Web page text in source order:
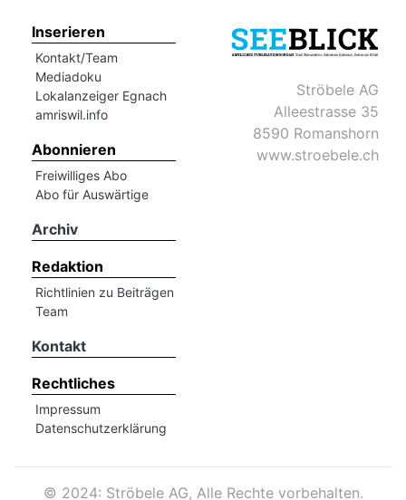
Inserieren
Kontakt/Team
Mediadoku
Lokalanzeiger Egnach
amriswil.info
Abonnieren
Freiwilliges Abo
Abo für Auswärtige
Archiv
Redaktion
Richtlinien zu Beiträgen
Team
Kontakt
Rechtliches
Impressum
Datenschutzerklärung
Ströbele AG
Alleestrasse 35
8590 Romanshorn
www.stroebele.ch
© 2024: Ströbele AG, Alle Rechte vorbehalten.